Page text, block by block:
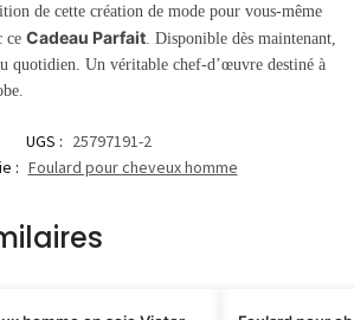
de cette création de mode pour vous-même
ce Cadeau Parfait . Disponible dès maintenant,
quotidien. Un véritable chef-d’œuvre destiné à
UGS : 25797191-2
: Foulard pour cheveux homme